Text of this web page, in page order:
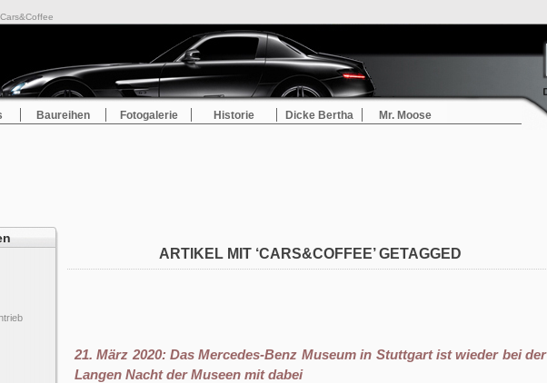
Baureihen Fotogalerie Historie Dicke Bertha Mr. Moose
ARTIKEL MIT ‘CARS&COFFEE’ GETAGGED
21. März 2020: Das Mercedes-Benz Museum in Stuttgart ist wieder bei der
Langen Nacht der Museen mit dabei